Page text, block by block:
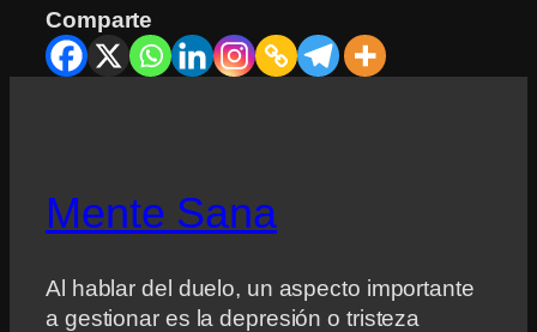
Comparte
Mente Sana
Al hablar del duelo, un aspecto importante
a gestionar es la depresión o tristeza